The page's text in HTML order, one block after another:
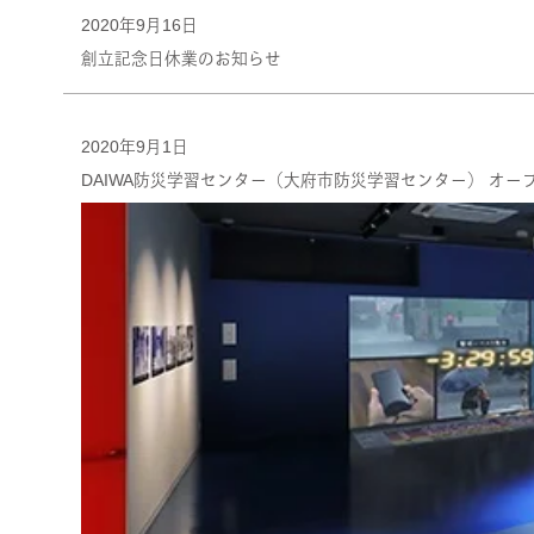
2020年9月16日
創立記念日休業のお知らせ
2020年9月1日
DAIWA防災学習センター（大府市防災学習センター） オー